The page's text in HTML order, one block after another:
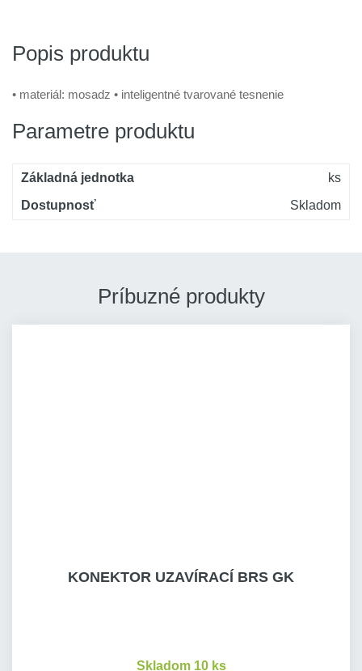
Popis produktu
• materiál: mosadz • inteligentné tvarované tesnenie
Parametre produktu
Základná jednotka
ks
Dostupnosť
Skladom
Príbuzné produkty
KONEKTOR UZAVÍRACÍ BRS GK
Skladom 10 ks